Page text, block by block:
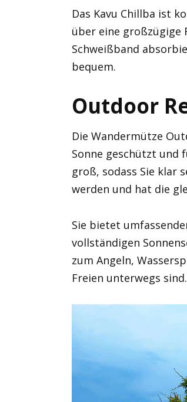
Das Kavu Chillba ist
über eine großzügige
Schweißband
bequem.
Outdoor
Die Wandermütze
Sonne geschützt und
groß, sodass Sie klar
werden und hat die
Sie bietet
vollständigen
zum Angeln,
Freien unterwegs sind.